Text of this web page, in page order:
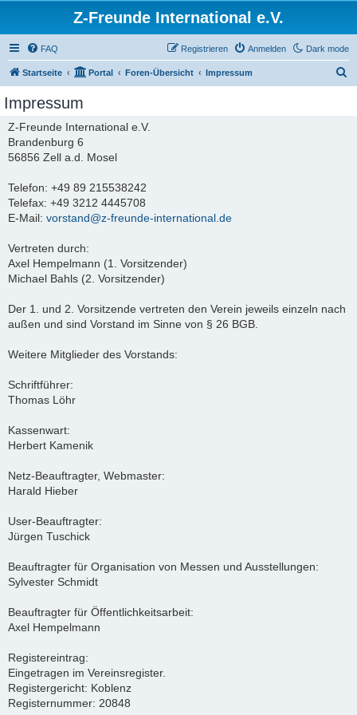
Z-Freunde International e.V.
Dark mode
FAQ Anmelden
Registrieren
Startseite Portal Foren-Übersicht Impressum
Impressum
Z-Freunde International e.V.
Brandenburg 6
56856 Zell a.d. Mosel
Telefon: +49 89 215538242
Telefax: +49 3212 4445708
E-Mail: vorstand@z-freunde-international.de
Vertreten durch:
Axel Hempelmann (1. Vorsitzender)
Michael Bahls (2. Vorsitzender)
Der 1. und 2. Vorsitzende vertreten den Verein jeweils einzeln nach
außen und sind Vorstand im Sinne von § 26 BGB.
Weitere Mitglieder des Vorstands:
Schriftführer:
Thomas Löhr
Kassenwart:
Herbert Kamenik
Netz-Beauftragter, Webmaster:
Harald Hieber
User-Beauftragter:
Jürgen Tuschick
Beauftragter für Organisation von Messen und Ausstellungen:
Sylvester Schmidt
Beauftragter für Öffentlichkeitsarbeit:
Axel Hempelmann
Registereintrag:
Eingetragen im Vereinsregister.
Registergericht: Koblenz
Registernummer: 20848